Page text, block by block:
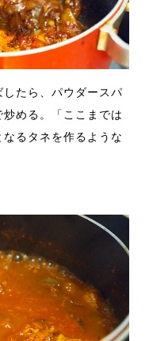
たら、パウダースパ
める。「ここまでは
るタネを作るような